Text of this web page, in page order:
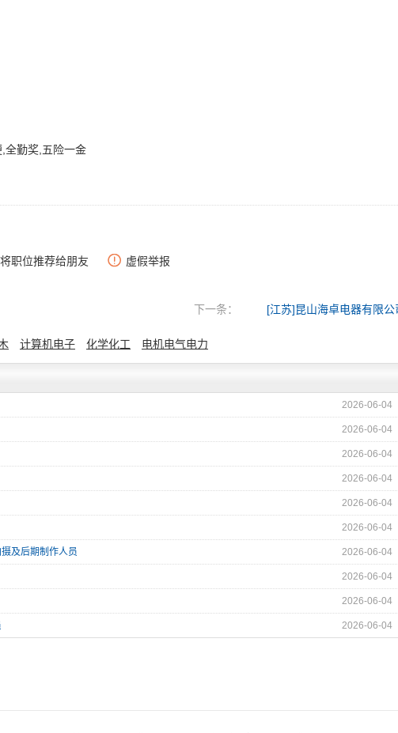
全勤奖,五险一金
将职位推荐给朋友 虚假举报
下一条： [江苏]昆山海卓电器有限公
计算机电子 化学化工 电机电气电力
2026-06-04
2026-06-04
2026-06-04
2026-06-04
2026-06-04
2026-06-04
2026-06-04
及后期制作人员
2026-06-04
2026-06-04
2026-06-04